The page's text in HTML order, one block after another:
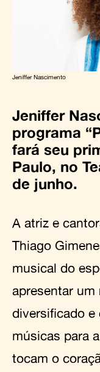
Jeniffer Nascimento
Jeniffer
programa
fará seu
Paulo, no
de junho.
A atriz e
Thiago
musical do
apresentar
diversificado e
músicas para
tocam o